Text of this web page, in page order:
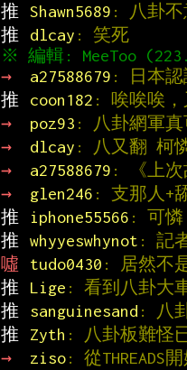
推 Shawn5689 : 八卦不
推
dlcay : 笑死
→
a27588679 : 日本認
推
coon182 : 唉唉唉，
→
poz93 : 八卦網軍
→
dlcay : 八又翻 柯
→
a27588679 : 《上次
→
glen246 : 支那人+
推
iphone55566 : 可憐
推 whyyeswhynot : 記
噓
tudo0430 : 居然不
推
Lige : 看到八卦大
推
sanguinesand : 八
推
Zyth : 八卦板難怪
→
ziso: 從THREADS